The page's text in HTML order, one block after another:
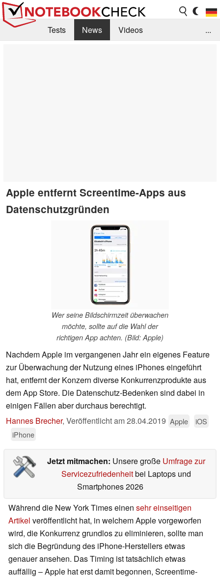
Tests News
Videos
...
Apple entfernt Screentime-Apps aus
Datenschutzgründen
Wer seine Bildschirmzeit überwachen
möchte, sollte auf die Wahl der
richtigen App achten. (Bild: Apple)
Nachdem Apple im vergangenen Jahr ein eigenes Feature
zur Überwachung der Nutzung eines iPhones eingeführt
hat, entfernt der Konzern diverse Konkurrenzprodukte aus
dem App Store. Die Datenschutz-Bedenken sind dabei in
einigen Fällen aber durchaus berechtigt.
Hannes Brecher, Veröffentlicht am28.04.2019 Apple
iOS
iPhone
Jetzt mitmachen: Unsere große Umfrage zur
Servicezufriedenheitbei Laptops und
Smartphones 2026
Während die New York Times einen sehr einseitigen
Artikel veröffentlicht hat, in welchem Apple vorgeworfen
wird, die Konkurrenz grundlos zu eliminieren, sollte man
sich die Begründung des iPhone-Herstellers etwas
genauer ansehen. Das Timing ist tatsächlich etwas
auffällig – Apple hat erst damit begonnen, Screentime-